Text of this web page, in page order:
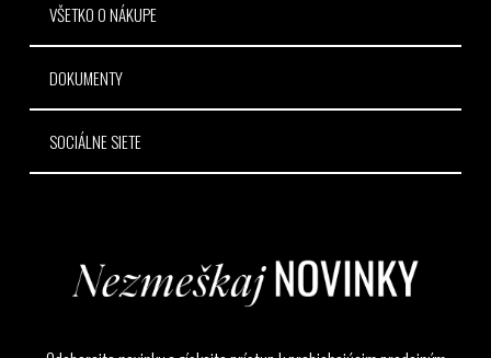
VŠETKO O NÁKUPE
DOKUMENTY
SOCIÁLNE SIETE